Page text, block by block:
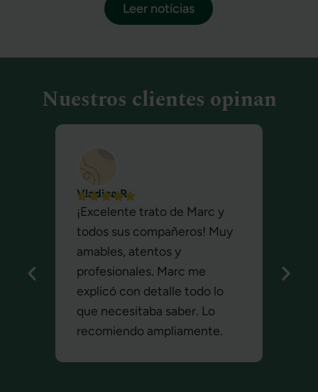
Leer notícias
Nuestros clientes opinan
Vladica R.
 
¡Excelente trato de Marc y
todos sus compañeros! Muy
amables, atentos y
profesionales. Marc me
explicó con detalle todo lo
que necesitaba saber. Lo
recomiendo ampliamente.